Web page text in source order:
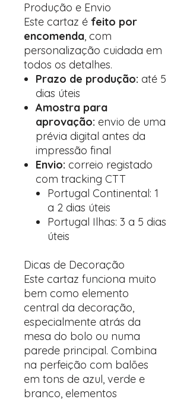
Produção e Envio
Este cartaz é feito por
encomenda, com
personalização cuidada em
todos os detalhes.
Prazo de produção: até 5
dias úteis
Amostra para
aprovação: envio de uma
prévia digital antes da
impressão final
Envio: correio registado
com tracking CTT
Portugal Continental: 1
a 2 dias úteis
Portugal Ilhas: 3 a 5 dias
úteis
Dicas de Decoração
Este cartaz funciona muito
bem como elemento
central da decoração,
especialmente atrás da
mesa do bolo ou numa
parede principal. Combina
na perfeição com balões
em tons de azul, verde e
branco, elementos